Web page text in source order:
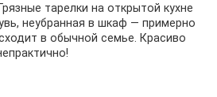
тарелки на открытой кухне
неубранная в шкаф — примерно
в обычной семье. Красиво